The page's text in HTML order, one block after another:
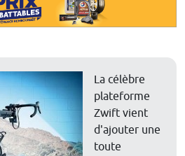
La célèbre
plateforme
Zwift vient
d'ajouter une
toute